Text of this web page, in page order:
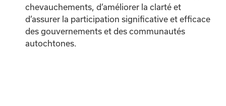
chevauchements, d’améliorer la clarté et
d’assurer la participation significative et efficace
des gouvernements et des communautés
autochtones.